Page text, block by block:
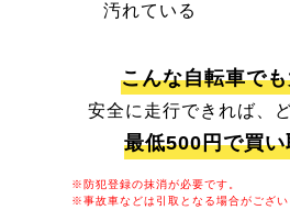
汚れている
こんな自転車で
安全に走行できれば、
最低500円で買
※防犯登録の抹消が必要です。
※事故車などは引取となる場合がござい